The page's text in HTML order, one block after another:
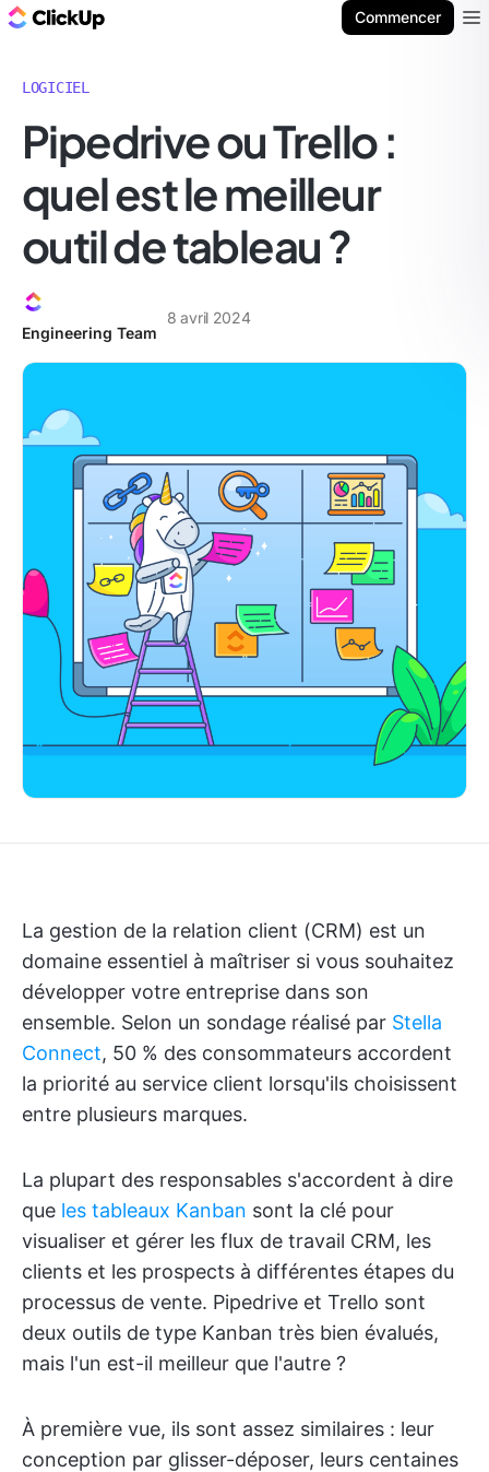
Commencer
LOGICIEL
Pipedrive ou Trello :
quel est le meilleur
outil de tableau ?
Engineering Team
8 avril 2024
La gestion de la relation client (CRM) est un
domaine essentiel à maîtriser si vous souhaitez
développer votre entreprise dans son
ensemble. Selon un sondage réalisé par Stella
Connect, 50 % des consommateurs accordent
la priorité au service client lorsqu'ils choisissent
entre plusieurs marques.
La plupart des responsables s'accordent à dire
que les tableaux Kanban sont la clé pour
visualiser et gérer les flux de travail CRM, les
clients et les prospects à différentes étapes du
processus de vente. Pipedrive et Trello sont
deux outils de type Kanban très bien évalués,
mais l'un est-il meilleur que l'autre ?
À première vue, ils sont assez similaires : leur
conception par glisser-déposer, leurs centaines